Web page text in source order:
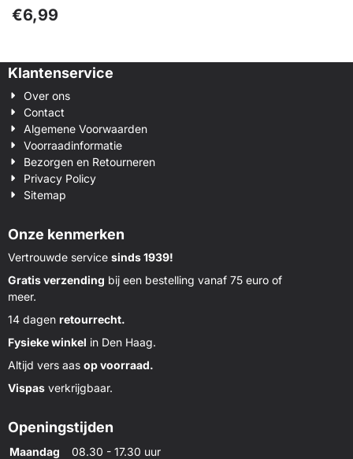
€6,99
Klantenservice
Over ons
Contact
Algemene Voorwaarden
Voorraadinformatie
Bezorgen en Retourneren
Privacy Policy
Sitemap
Onze kenmerken
Vertrouwde service sinds 1939!
Gratis verzending bij een bestelling vanaf 75 euro of
meer.
14 dagen retourrecht.
Fysieke winkel in Den Haag.
Altijd vers aas op voorraad.
Vispas verkrijgbaar.
Openingstijden
Maandag
08.30 - 17.30 uur